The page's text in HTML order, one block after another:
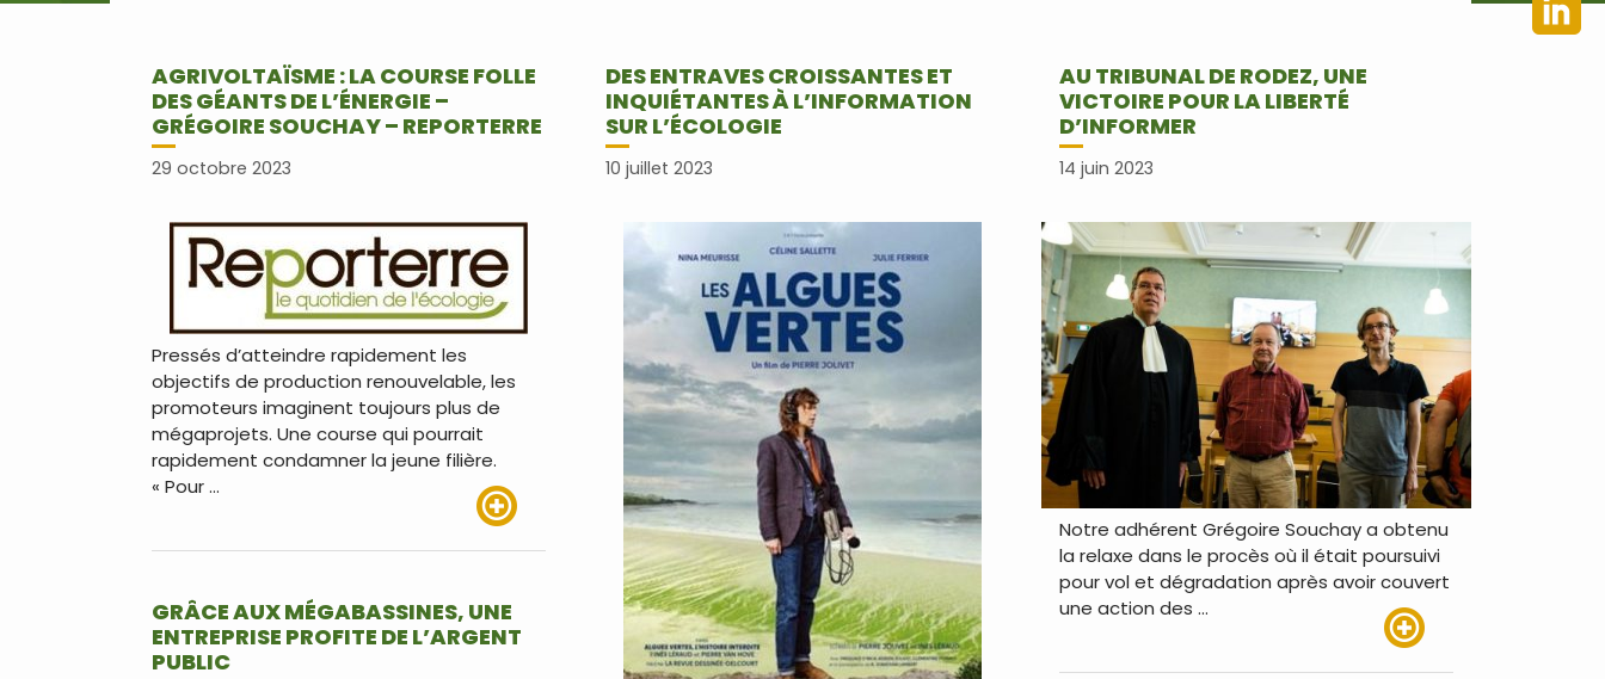
AGRIVOLTAÏSME : LA COURSE FOLLE
DES GÉANTS DE L’ÉNERGIE –
GRÉGOIRE SOUCHAY – REPORTERRE
29 octobre 2023
Pressés d’atteindre rapidement les
objectifs de production renouvelable, les
promoteurs imaginent toujours plus de
mégaprojets. Une course qui pourrait
rapidement condamner la jeune filière.
« Pour …
DES ENTRAVES CROISSANTES ET
INQUIÉTANTES À L’INFORMATION
SUR L’ÉCOLOGIE
10 juillet 2023
AU TRIBUNAL DE RODEZ, UNE
VICTOIRE POUR LA LIBERTÉ
D’INFORMER
14 juin 2023
Notre adhérent Grégoire Souchay a obtenu
la relaxe dans le procès où il était poursuivi
pour vol et dégradation après avoir couvert
une action des …
GRÂCE AUX MÉGABASSINES, UNE
ENTREPRISE PROFITE DE L’ARGENT
PUBLIC